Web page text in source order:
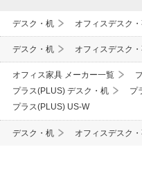
デスク・机 オフィスデスク
デスク・机 オフィスデスク
オフィス家具 メーカー一覧
プラス(PLUS) デスク・机
プ
プラス(PLUS) US-W
デスク・机 オフィスデスク